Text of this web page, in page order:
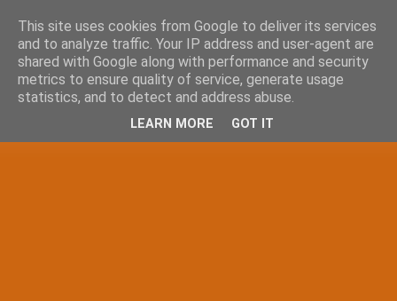
This site uses cookies from Google to deliver its services
and to analyze traffic. Your IP address and user-agent are
shared with Google along with performance and security
metrics to ensure quality of service, generate usage
statistics, and to detect and address abuse.
LEARN MORE GOT IT